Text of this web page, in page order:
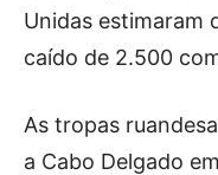
Unidas estimaram
caído de 2.500
As tropas
a Cabo Delgado